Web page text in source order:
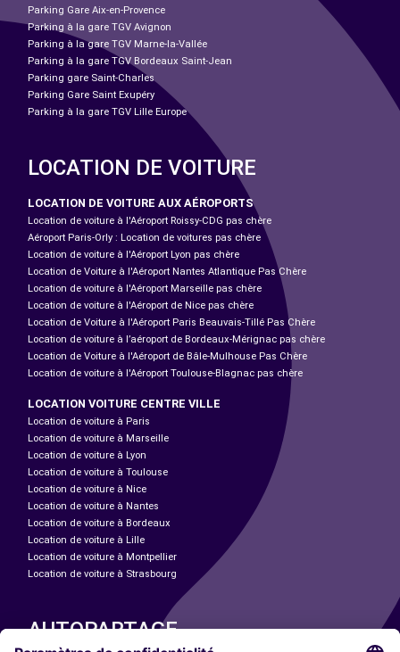
Parking Gare Aix-en-Provence
Parking à la gare TGV Avignon
Parking à la gare TGV Marne-la-Vallée
Parking à la gare TGV Bordeaux Saint-Jean
Parking gare Saint-Charles
Parking Gare Saint Exupéry
Parking à la gare TGV Lille Europe
LOCATION DE VOITURE
LOCATION DE VOITURE AUX AÉROPORTS
Location de voiture à l'Aéroport Roissy-CDG pas chère
Aéroport Paris-Orly : Location de voitures pas chère
Location de voiture à l'Aéroport Lyon pas chère
Location de Voiture à l'Aéroport Nantes Atlantique Pas Chère
Location de voiture à l'Aéroport Marseille pas chère
Location de voiture à l'Aéroport de Nice pas chère
Location de Voiture à l'Aéroport Paris Beauvais-Tillé Pas Chère
Location de voiture à l’aéroport de Bordeaux-Mérignac pas chère
Location de Voiture à l'Aéroport de Bâle-Mulhouse Pas Chère
Location de voiture à l'Aéroport Toulouse-Blagnac pas chère
LOCATION VOITURE CENTRE VILLE
Location de voiture à Paris
Location de voiture à Marseille
Location de voiture à Lyon
Location de voiture à Toulouse
Location de voiture à Nice
Location de voiture à Nantes
Location de voiture à Bordeaux
Location de voiture à Lille
Location de voiture à Montpellier
Location de voiture à Strasbourg
AUTOPARTAGE